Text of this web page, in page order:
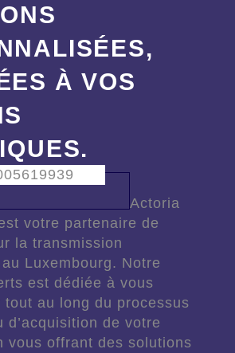
À VOS
Actoria
votre partenaire de
la transmission
Luxembourg. Notre
est dédiée à vous
tout au long du processus
d’acquisition de votre
vous offrant des solutions